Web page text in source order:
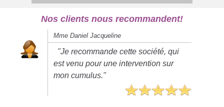
Nos clients nous recommandent!
Mme Daniel Jacqueline
"Je recommande cette société, qui
est venu pour une intervention sur
mon cumulus."